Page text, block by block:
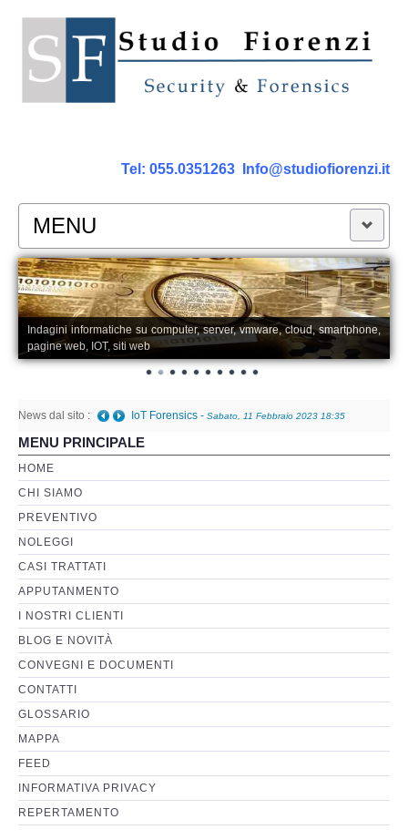
Tel: 055.0351263 Info@studiofiorenzi.it
MENU
PERIZIE
Perizia Computer
Perizia Smartphone Tablet,Cell.
Perizia Rete dati
Perizia Basi di Dati
Perizia Immagini e Video
Perzia su Software/Programmi
Perizia Fonica e Trascrizioni
Perizia su Social Network
Perizia Web Reputation
Perizia Host e Mainframe
Perizia Contratti ICT
Perizia Disp. Elettronici
Indagini informatiche su computer, server, vmware, cloud, smartphone,
pagine web, IOT, siti web
News dal sito : IoT Forensics - Sabato, 11 Febbraio 2023 18:35
MENU PRINCIPALE
HOME
CHI SIAMO
PREVENTIVO
NOLEGGI
CASI TRATTATI
APPUTANMENTO
I NOSTRI CLIENTI
BLOG E NOVITÀ
CONVEGNI E DOCUMENTI
CONTATTI
GLOSSARIO
MAPPA
FEED
INFORMATIVA PRIVACY
REPERTAMENTO